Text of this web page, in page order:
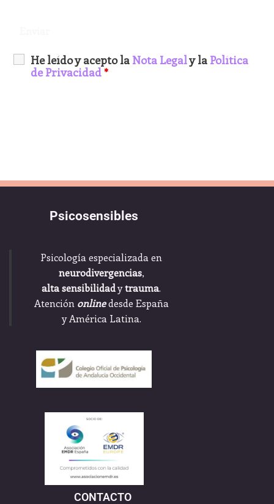
He leído y acepto la Nota Legaly la Política
de Privacidad*
Psicosensibles
Psicología especializada en
neurodivergencias,
alta sensibilidadytrauma.
Atención onlinedesde España
y América Latina.
CONTACTO